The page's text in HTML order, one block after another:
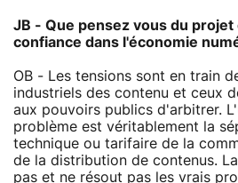
JB - Que pensez vous du projet
confiance dans l'économie
OB - Les tensions sont en train
industriels des contenu et ceux
aux pouvoirs publics d'arbitrer.
problème est véritablement la
technique ou tarifaire de la
de la distribution de contenus.
pas et ne résout pas les vrais